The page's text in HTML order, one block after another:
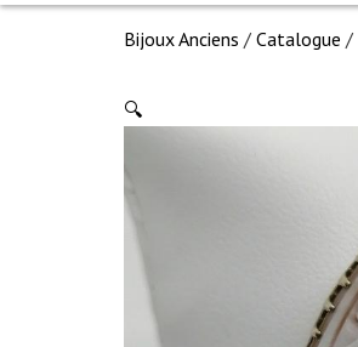
Bijoux Anciens / Catalogue /
🔍